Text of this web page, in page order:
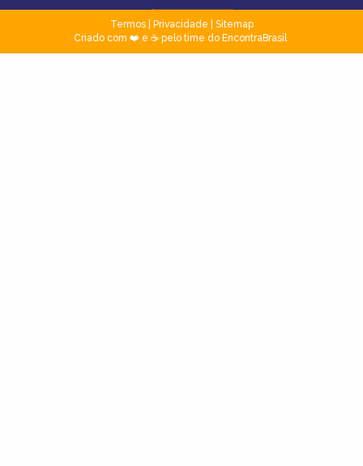
Termos| Privacidade
Sitemap
Criado com ❤️ e ☕ pelo time do EncontraBrasil